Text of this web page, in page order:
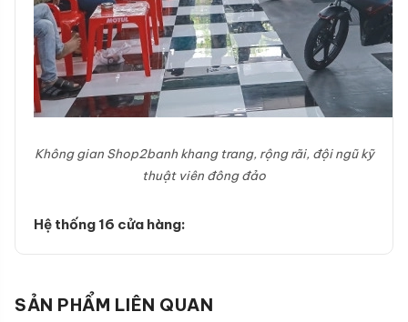
Không gian Shop2banh khang trang, rộng rãi, đội ngũ kỹ
thuật viên đông đảo
Hệ thống 16 cửa hàng:
SẢN PHẨM LIÊN QUAN